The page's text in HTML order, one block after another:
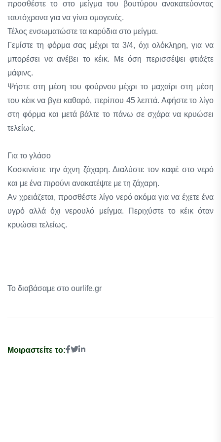
προσθέστε το στο μείγμα του βουτύρου ανακατεύοντας
ταυτόχρονα για να γίνει ομογενές.
Τέλος ενσωματώστε τα καρύδια στο μείγμα.
Γεμίστε τη φόρμα σας μέχρι τα 3/4, όχι ολόκληρη, για να
μπορέσει να ανέβει το κέικ. Με όση περισσέψει φτιάξτε
μάφινς.
Ψήστε στη μέση του φούρνου μέχρι το μαχαίρι στη μέση
του κέικ να βγει καθαρό, περίπου 45 λεπτά. Αφήστε το λίγο
στη φόρμα και μετά βάλτε το πάνω σε σχάρα να κρυώσει
τελείως.
Για το γλάσο
Κοσκινίστε την άχνη ζάχαρη. Διαλύστε τον καφέ στο νερό
και με ένα πιρούνι ανακατέψτε με τη ζάχαρη.
Αν χρειάζεται, προσθέστε λίγο νερό ακόμα για να έχετε ένα
υγρό αλλά όχι νερουλό μείγμα. Περιχύστε το κέικ όταν
κρυώσει τελείως.
Το διαβάσαμε στο ourlife.gr
Μοιραστείτε το: